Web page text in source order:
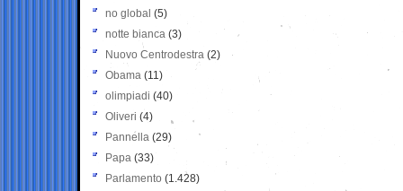
no global (5)
notte bianca (3)
Nuovo Centrodestra (2)
Obama (11)
olimpiadi (40)
Oliveri (4)
Pannella (29)
Papa (33)
Parlamento (1.428)